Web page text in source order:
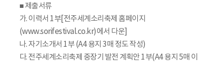
■ 제출서류
가. 이력서 1부[전주세계소리축제 홈페이지
(www.sorifestival.co.kr)에서 다운]
나. 자기소개서 1부 (A4 용지 3매 정도 작성)
다. 전주세계소리축제 중장기 발전 계획안 1부(A4 용지 5매 이